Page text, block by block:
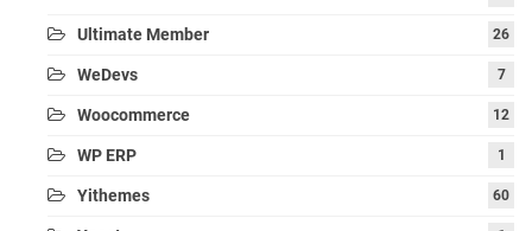
Ultimate Member 26
WeDevs 7
Woocommerce 12
WP ERP 1
Yithemes 60